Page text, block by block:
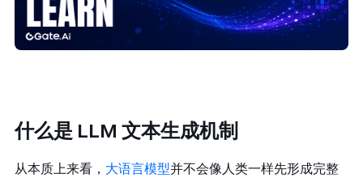
什么是 LLM 文本生成机制
从本质上来看， 大语言模型并不会像人类一样先形成完整